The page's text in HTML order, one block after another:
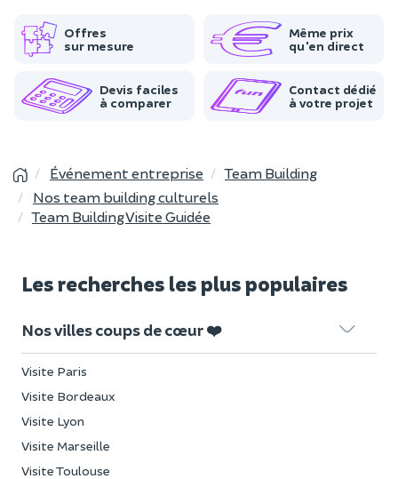
Offres
sur mesure
Même prix
qu'en direct
Devis faciles
à comparer
Contact dédié
à votre projet
Événement entreprise
Team Building
Nos team building culturels
Team Building Visite Guidée
Les recherches les plus populaires
Nos villes coups de cœur ❤️
Visite Paris
Visite Bordeaux
Visite Lyon
Visite Marseille
Visite Toulouse